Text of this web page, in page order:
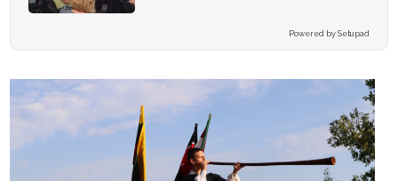
Powered by Setupad